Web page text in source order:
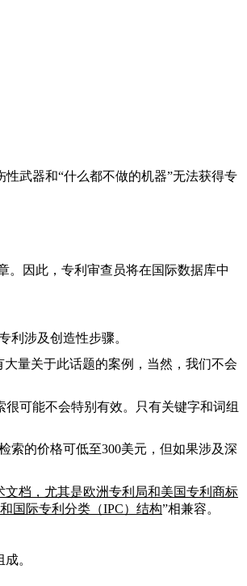
武器和“什么都不做的机器”无法获得专
。因此，专利审查员将在国际数据库中
利涉及创造性步骤。
大量关于此话题的案例，当然，我们不会
可能不会特别有效。只有关键字和词组
索的价格可低至300美元，但如果涉及深
文档，尤其是欧洲专利局和美国专利商标
国际专利分类（IPC）结构”相兼容。
。